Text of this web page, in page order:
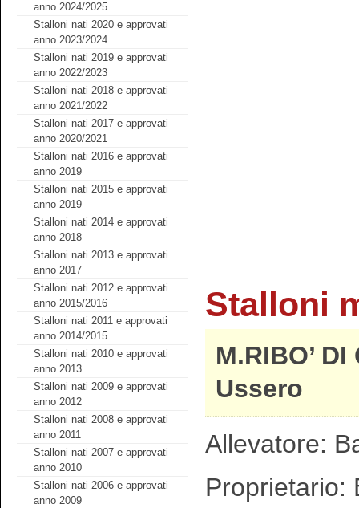
anno 2024/2025
Stalloni nati 2020 e approvati
anno 2023/2024
Stalloni nati 2019 e approvati
anno 2022/2023
Stalloni nati 2018 e approvati
anno 2021/2022
Stalloni nati 2017 e approvati
anno 2020/2021
Stalloni nati 2016 e approvati
anno 2019
Stalloni nati 2015 e approvati
anno 2019
Stalloni nati 2014 e approvati
anno 2018
Stalloni nati 2013 e approvati
anno 2017
Stalloni nati 2012 e approvati
anno 2015/2016
Stalloni nati 2011 e approvati
anno 2014/2015
Stalloni nati 2010 e approvati
anno 2013
Stalloni nati 2009 e approvati
anno 2012
Stalloni nati 2008 e approvati
anno 2011
Stalloni nati 2007 e approvati
anno 2010
Stalloni nati 2006 e approvati
anno 2009
Stalloni
M.RIBO’
Ussero
Allevatore:
Proprietario: